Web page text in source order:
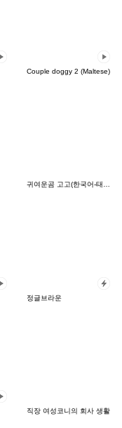
Couple doggy 2 (Maltese)
귀여운곰 고고(한국어-태국어)
정글브라운
직장 여성코니의 회사 생활